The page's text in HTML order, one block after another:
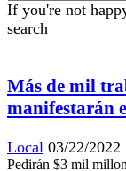
If you're not
search
Más de mil
manifestarán
Local 03/22/2022
Pedirán $3 mil